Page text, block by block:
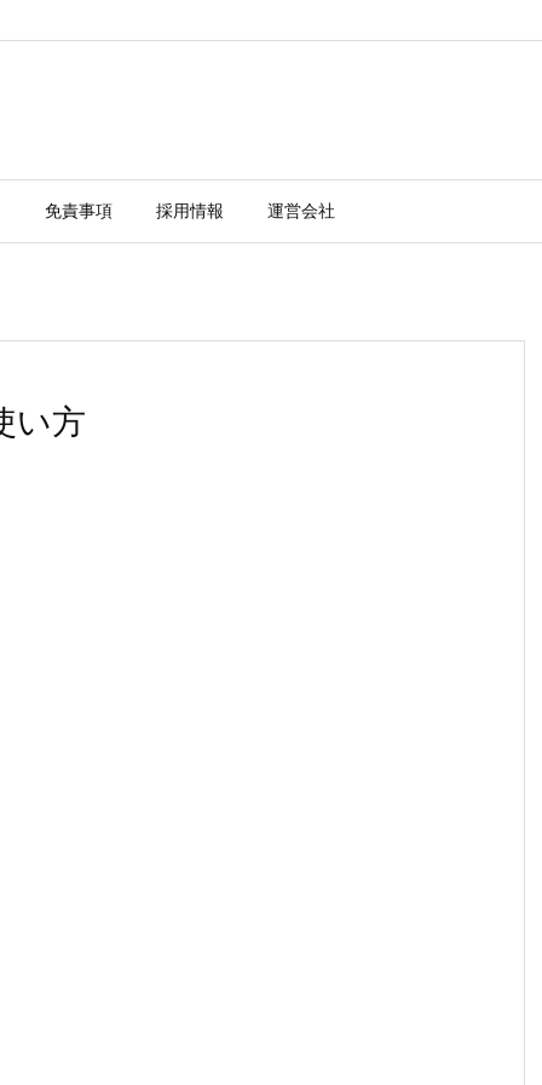
免責事項 採用情報 運営会社
い方